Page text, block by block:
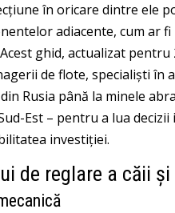
în oricare dintre ele
adiacente, cum ar fi
ghid, actualizat
de flote, specialiști în
Rusia până la minele
Est – pentru a lua
investiției.
de reglare a căii